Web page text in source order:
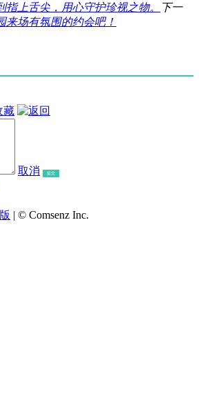
指上舌尖，用心守护珍视之物。
下一
来场有氛围的约会吧！
取消 提交
| © Comsenz Inc.